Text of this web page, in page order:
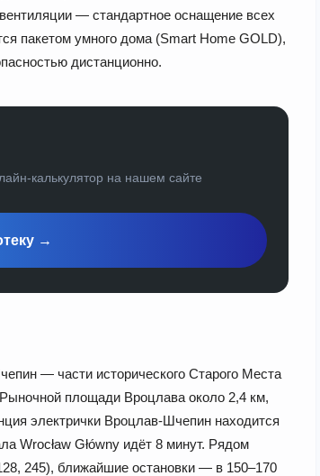
— стандартное оснащение всех
пакетом умного дома (Smart Home GOLD),
дистанционно.
калькулятор на нашем сайте
→
— части исторического Старого Места
площади Вроцлава около 2,4 км,
электрички Вроцлав-Шчепин находится
Wrocław Główny идёт 8 минут. Рядом
245), ближайшие остановки — в 150–170